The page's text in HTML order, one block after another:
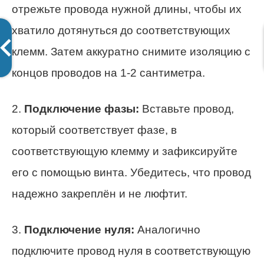
отрежьте провода нужной длины, чтобы их
хватило дотянуться до соответствующих
клемм. Затем аккуратно снимите изоляцию с
концов проводов на 1-2 сантиметра.
2. Подключение фазы: Вставьте провод,
который соответствует фазе, в
соответствующую клемму и зафиксируйте
его с помощью винта. Убедитесь, что провод
надежно закреплён и не люфтит.
3. Подключение нуля: Аналогично
подключите провод нуля в соответствующую